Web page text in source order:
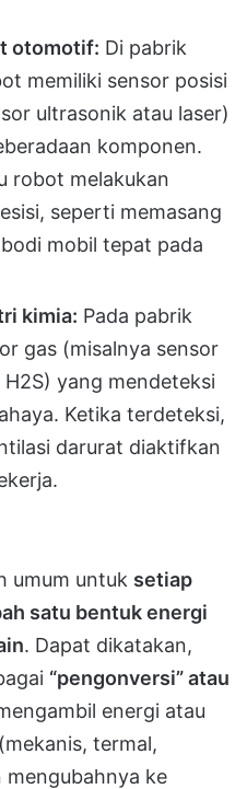
otomotif: Di pabrik
memiliki sensor posisi
ultrasonik atau laser)
komponen.
robot melakukan
seperti memasang
mobil tepat pada
kimia: Pada pabrik
gas (misalnya sensor
yang mendeteksi
Ketika terdeteksi,
darurat diaktifkan
umum untuk setiap
satu bentuk energi
. Dapat dikatakan,
“pengonversi” atau
energi atau
termal,
mengubahnya ke